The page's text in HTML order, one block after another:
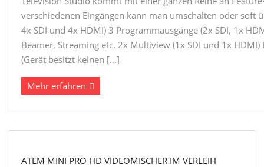
verschiedenen Eingängen kann man umschalten oder soft
4x SDI und 4x HDMI) 3 Programmausgänge (2x SDI, 1x
Beamer, Streaming etc. 2x Multiview (1x SDI und 1x
(Gerät besitzt keinen […]
Mehr erfahren
ATEM MINI PRO HD VIDEOMISCHER IM VERLEIH